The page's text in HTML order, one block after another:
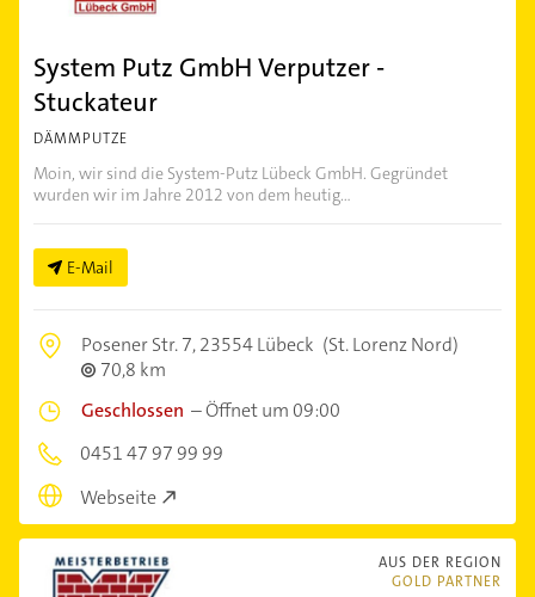
System Putz GmbH Verputzer -
Stuckateur
DÄMMPUTZE
Moin, wir sind die System-Putz Lübeck GmbH. Gegründet
wurden wir im Jahre 2012 von dem heutig...
E-Mail
Posener Str. 7,23554 Lübeck (St. Lorenz Nord)
70,8 km
Geschlossen –Öffnet um 09:00
0451 47 97 99 99
Webseite
AUS DER REGION
GOLD PARTNER